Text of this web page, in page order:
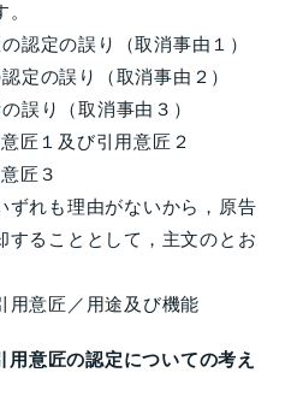
認定の誤り（取消事由１）
定の誤り（取消事由２）
誤り（取消事由３）
匠１及び引用意匠２
匠３
ずれも理由がないから，原告
することとして，主文のとお
用意匠／用途及び機能
意匠の認定についての考え